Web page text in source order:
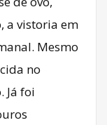
a vistoria em
Mesmo
no
Já foi